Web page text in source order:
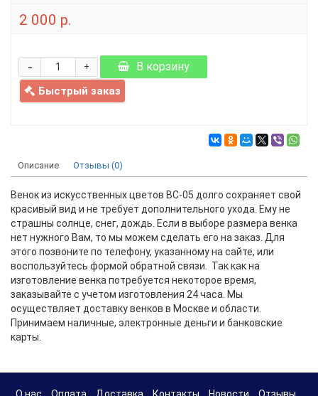
2 000 р.
+
- В корзину
Быстрый заказ
Описание Отзывы (0)
Венок из искусственных цветов ВС-05 долго сохраняет свой
красивый вид и не требует дополнительного ухода. Ему не
страшны солнце, снег, дождь. Если в выборе размера венка
нет нужного Вам, то мы можем сделать его на заказ. Для
этого позвоните по телефону, указанному на сайте, или
воспользуйтесь формой обратной связи. Так как на
изготовление венка потребуется некоторое время,
заказывайте с учетом изготовления 24 часа. Мы
осуществляет доставку венков в Москве и области.
Принимаем наличные, электронные деньги и банковские
карты.